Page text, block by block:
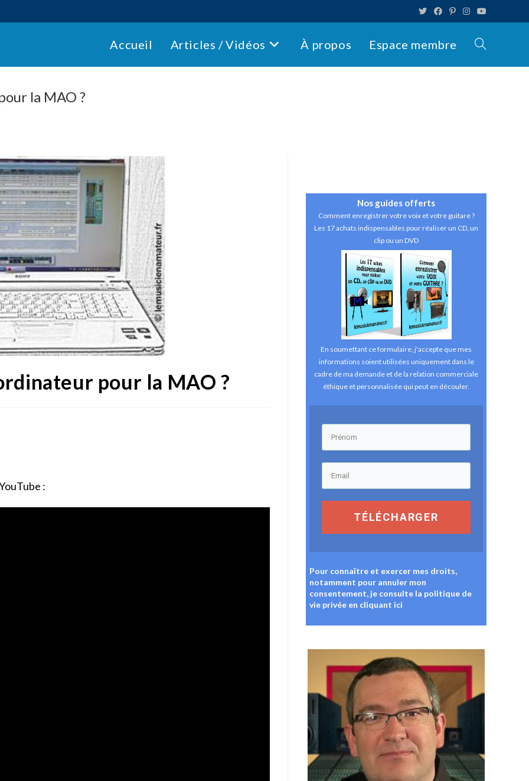
Accueil Articles / Vidéos À propos Espace membre Toggle
la MAO ?
pour la MAO ?
:
Nos guides offerts
Comment enregistrer votre voix et votre guitare ?
Les 17 achats indispensables pour réaliser un CD, un
clip ou un DVD
En soumettant ce formulaire, j'accepte que mes
informations soient utilisées uniquement dans le
cadre de ma demande et de la relation commerciale
éthique et personnalisée qui peut en découler.
TÉLÉCHARGER
Pour connaître et exercer mes droits,
notamment pour annuler mon
consentement, je consulte la politique de
vie privée en cliquant ici